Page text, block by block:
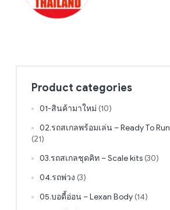
Product categories
01-สินค้ามาใหม่ (10)
02.รถสเกลพร้อมเล่น – Ready To Run
(21)
03.รถสเกลชุดคิท – Scale kits (30)
04.รถพ่วง (3)
05.บอดี้อ่อน – Lexan Body (14)